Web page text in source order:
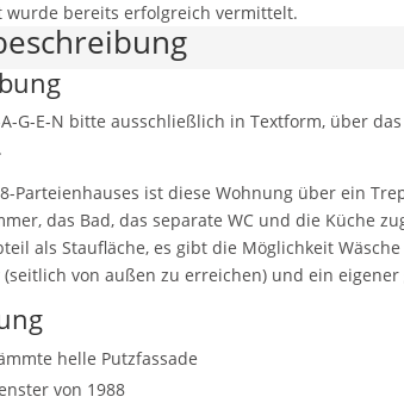
wurde bereits erfolgreich vermittelt.
A-G-E-N bitte ausschließlich in Textform, über
8-Parteienhauses ist diese Wohnung über ein
das Bad, das separate WC und die Küche
als Staufläche, es gibt die Möglichkeit
(seitlich von außen zu erreichen) und ein
helle Putzfassade
von 1988